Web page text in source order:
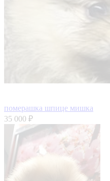
померашка шпице мишка
35 000 ₽